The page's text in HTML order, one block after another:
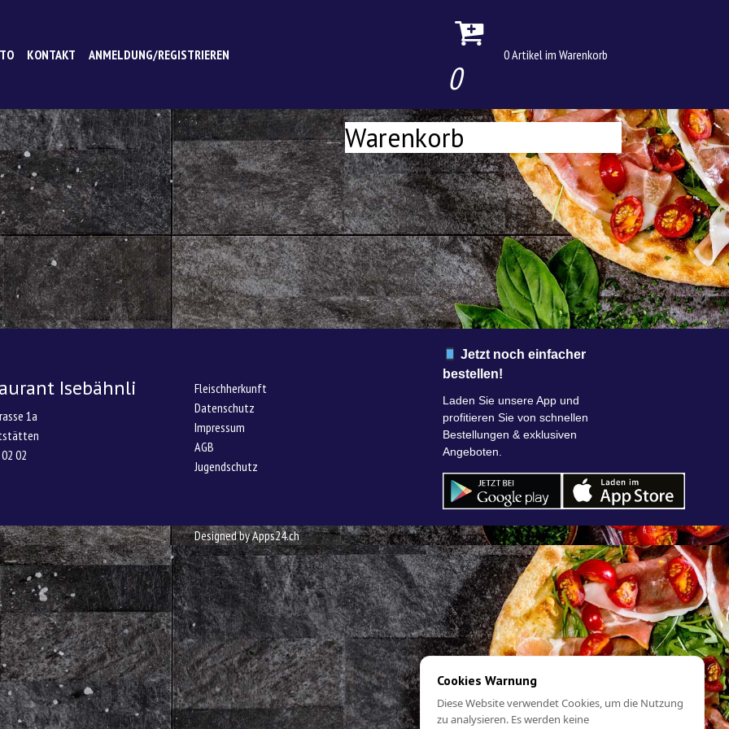
KONTAKT ANMELDUNG/REGISTRIEREN
0
0 Artikel im Warenkorb
Warenkorb
Cookies Warnung
Diese Website verwendet Cookies, um die Nutzung
zu analysieren. Es werden keine
Isebähnli
1a
02
Fleischherkunft
Datenschutz
Impressum
AGB
Jugendschutz
Jetzt noch einfacher
bestellen!
Laden Sie unsere App und
profitieren Sie von schnellen
Bestellungen & exklusiven
Angeboten.
Designed byApps24.ch